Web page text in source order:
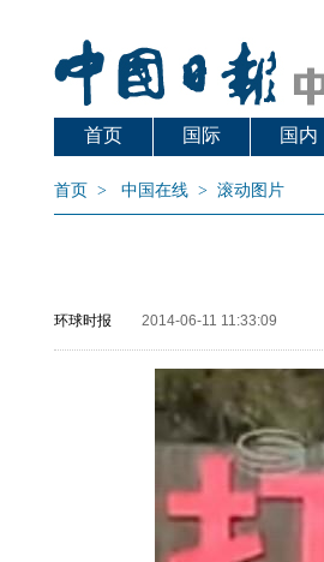
首页 国际 国内
首页 > 中国在线 > 滚动图片
环球时报 2014-06-11 11:33:09